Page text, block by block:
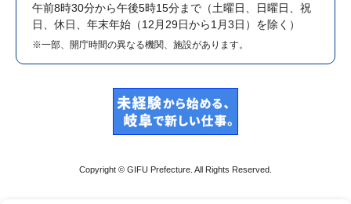
午前8時30分から午後5時15分まで （土曜日、日曜日、祝
日、休日、年末年始（12月29日から1月3日）を除く）
※一部、開庁時間の異なる機関、施設があります。
Copyright © GIFU Prefecture. All Rights Reserved.